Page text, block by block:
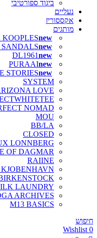
ביגוד ספורטיבי
נעליים
אקססוריז
מותגים
KOOPLES
DL1961
PURAAI
STORIES
SYSTEM
LOVE
NOMAD
MOU
BB/LA
CLOSED
LONNBERG
OF DAGMAR
RAIINE
LAUNDRY
ARCHIVES
M13 BASICS
חיפוש
0
Wishlist